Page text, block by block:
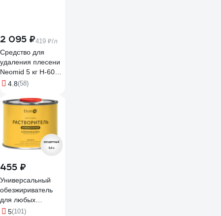
2 095 ₽419 ₽/л
Средство для
удаления плесени
Neomid 5 кг Н-600-
5/к1:1
4.8(58)
455 ₽
Универсальный
обезжириватель
для любых
поверхностей Elcon
5(101)